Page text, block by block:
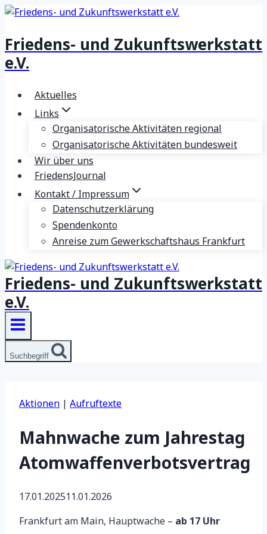
Zum
springen
Friedens- und Zukunftswerkstatt
e.V.
Aktuelles
Links
Organisatorische Aktivitäten regional
Organisatorische Aktivitäten bundesweit
Wir über uns
FriedensJournal
Kontakt / Impressum
Datenschutzerklärung
Spendenkonto
Anreise zum Gewerkschaftshaus Frankfurt
Friedens- und Zukunftswerkstatt
e.V.
Suchbegriff
Aktionen | Aufruftexte
Mahnwache zum Jahrestag
Atomwaffenverbotsvertrag
17.01.202511.01.2026
Frankfurt am Main, Hauptwache – ab 17 Uhr